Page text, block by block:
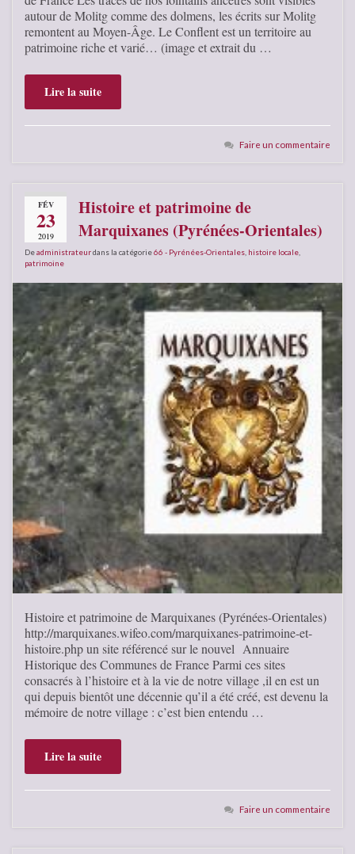
autour de Molitg comme des dolmens, les écrits sur Molitg
remontent au Moyen-Âge. Le Conflent est un territoire au
patrimoine riche et varié… (image et extrait du …
Lire la suite
Faire un commentaire
FÉV
23
2019
Histoire et patrimoine de
Marquixanes (Pyrénées-Orientales)
Deadministrateurdans la catégorie66 - Pyrénées-Orientales histoire locale
patrimoine
Histoire et patrimoine de Marquixanes (Pyrénées-Orientales)
http://marquixanes.wifeo.com/marquixanes-patrimoine-et-
histoire.php un site référencé sur le nouvel Annuaire
Historique des Communes de France Parmi ces sites
consacrés à l’histoire et à la vie de notre village ,il en est un
qui depuis bientôt une décennie qu’il a été créé, est devenu la
mémoire de notre village : c’est bien entendu …
Lire la suite
Faire un commentaire